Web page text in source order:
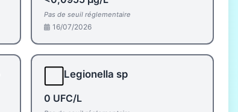
Pas de seuil réglementaire
16/07/2026
Legionella sp
0 UFC/L